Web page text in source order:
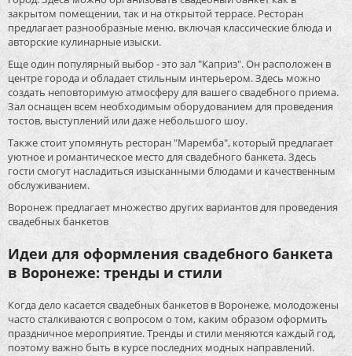
закрытом помещении, так и на открытой террасе. Ресторан
предлагает разнообразные меню, включая классические блюда и
авторские кулинарные изыски.
Еще один популярный выбор - это зал "Каприз". Он расположен в
центре города и обладает стильным интерьером. Здесь можно
создать неповторимую атмосферу для вашего свадебного приема.
Зал оснащен всем необходимым оборудованием для проведения
тостов, выступлений или даже небольшого шоу.
Также стоит упомянуть ресторан "Маремба", который предлагает
уютное и романтическое место для свадебного банкета. Здесь
гости смогут насладиться изысканными блюдами и качественным
обслуживанием.
Воронеж предлагает множество других вариантов для проведения
свадебных банкетов
Идеи для оформления свадебного банкета
в Воронеже: тренды и стили
Когда дело касается свадебных банкетов в Воронеже, молодожены
часто сталкиваются с вопросом о том, каким образом оформить
праздничное мероприятие. Тренды и стили меняются каждый год,
поэтому важно быть в курсе последних модных направлений.